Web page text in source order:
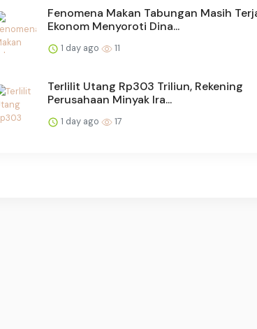
Fenomena Makan Tabungan Masih
Ekonom Menyoroti Dina...
1 day ago 11
Terlilit Utang Rp303 Triliun, Rekening
Perusahaan Minyak Ira...
1 day ago 17